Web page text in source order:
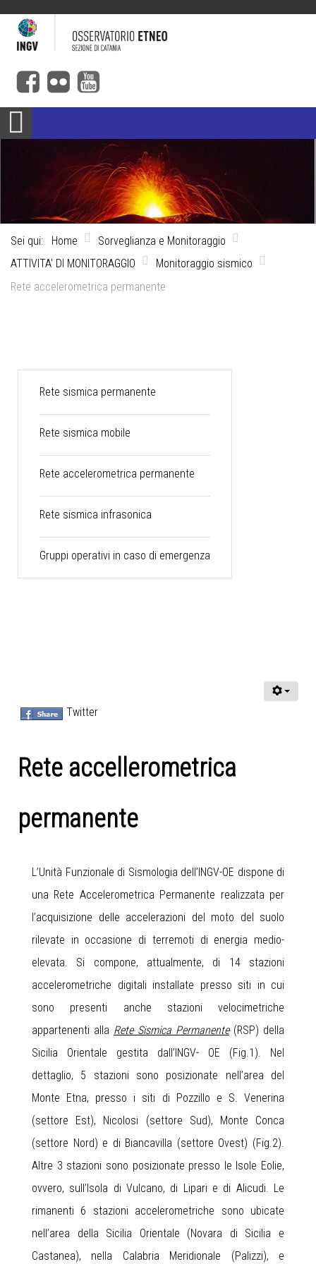
Sei qui: Home
Sorveglianza e Monitoraggio
ATTIVITA' DI MONITORAGGIO
Monitoraggio sismico
Rete accelerometrica permanente
Rete sismica permanente
Rete sismica mobile
Rete accelerometrica permanente
Rete sismica infrasonica
Gruppi operativi in caso di emergenza
Twitter
Rete accellerometrica
permanente
L’Unità Funzionale di Sismologia dell’INGV-OE dispone di
una Rete Accelerometrica Permanente realizzata per
l’acquisizione delle accelerazioni del moto del suolo
rilevate in occasione di terremoti di energia medio-
elevata. Si compone, attualmente, di 14 stazioni
accelerometriche digitali installate presso siti in cui
sono presenti anche stazioni velocimetriche
appartenenti alla Rete Sismica Permanente(RSP) della
Sicilia Orientale gestita dall’INGV- OE (Fig.1). Nel
dettaglio, 5 stazioni sono posizionate nell’area del
Monte Etna, presso i siti di Pozzillo e S. Venerina
(settore Est), Nicolosi (settore Sud), Monte Conca
(settore Nord) e di Biancavilla (settore Ovest) (Fig.2).
Altre 3 stazioni sono posizionate presso le Isole Eolie,
ovvero, sull’Isola di Vulcano, di Lipari e di Alicudi. Le
rimanenti 6 stazioni accelerometriche sono ubicate
nell’area della Sicilia Orientale (Novara di Sicilia e
Castanea), nella Calabria Meridionale (Palizzi), e